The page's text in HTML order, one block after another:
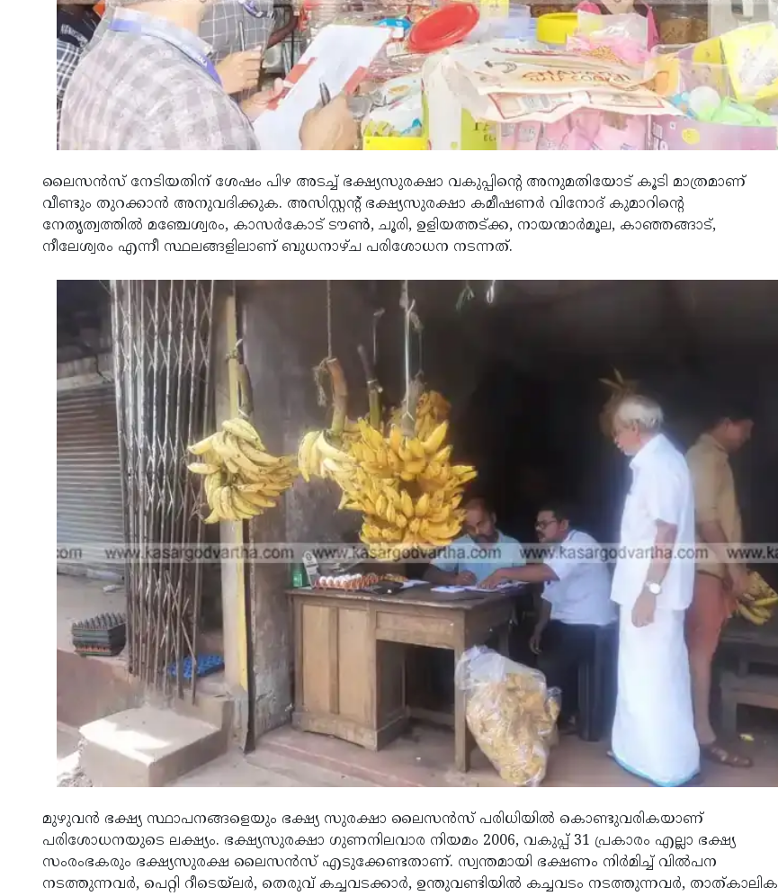
ലൈസന്‍സ് നേടിയതിന് ശേഷം പിഴ അടച്ച് ഭക്ഷ്യസുരക്ഷാ വകുപ്പിന്റെ അനുമതിയോട് കൂടി മാത്രമാണ്
വീണ്ടും തുറക്കാന്‍ അനുവദിക്കുക. അസിസ്റ്റന്റ് ഭക്ഷ്യസുരക്ഷാ കമീഷണര്‍ വിനോദ് കുമാറിന്റെ
നേതൃത്വത്തില്‍ മഞ്ചേശ്വരം, കാസര്‍കോട് ടൗണ്‍, ചൂരി, ഉളിയത്തട്ക്ക, നായന്മാര്‍മൂല, കാഞ്ഞങ്ങാട്,
നീലേശ്വരം എന്നീ സ്ഥലങ്ങളിലാണ് ബുധനാഴ്ച പരിശോധന നടന്നത്.
മുഴുവന്‍ ഭക്ഷ്യ സ്ഥാപനങ്ങളെയും ഭക്ഷ്യ സുരക്ഷാ ലൈസന്‍സ് പരിധിയില്‍ കൊണ്ടുവരികയാണ്
പരിശോധനയുടെ ലക്ഷ്യം. ഭക്ഷ്യസുരക്ഷാ ഗുണനിലവാര നിയമം 2006, വകുപ്പ് 31 പ്രകാരം എല്ലാ ഭക്ഷ്യ
സംരംഭകരും ഭക്ഷ്യസുരക്ഷ ലൈസന്‍സ് എടുക്കേണ്ടതാണ്. സ്വന്തമായി ഭക്ഷണം നിര്‍മിച്ച് വില്‍പന
നടത്തുന്നവര്‍, പെറ്റി റീടെയ്ലര്‍, തെരുവ് കച്ചവടക്കാര്‍, ഉന്തുവണ്ടിയില്‍ കച്ചവടം നടത്തുന്നവര്‍, താത്കാലിക